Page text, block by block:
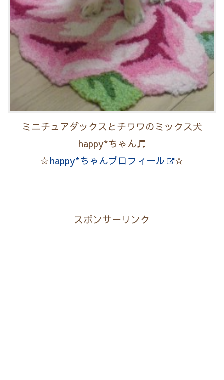
ミニチュアダックスとチワワのミックス犬
happy*ちゃん♬
☆happy*ちゃんプロフィール ☆
スポンサーリンク